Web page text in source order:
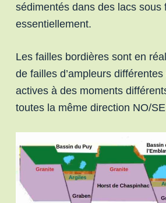
sédimentés dans des lacs sous
essentiellement.
Les failles bordières sont en
de failles d’ampleurs
actives à des moments
toutes la même direction NO/